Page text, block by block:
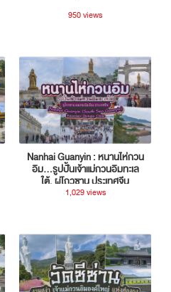
950 views
Nanhai Guanyin : หนานไห่กวน
อิม...รูปปั้นเจ้าแม่กวนอิมทะเล
ใต้, ผู่โถวซาน ประเทศจีน
1,029 views